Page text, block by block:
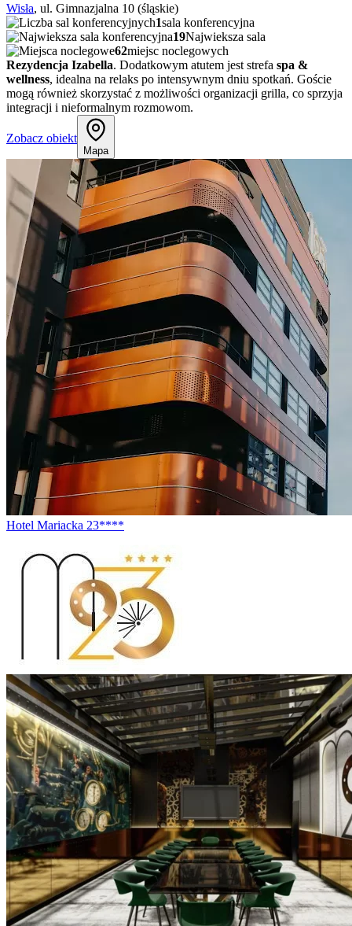
Wisła, ul. Gimnazjalna 10 (śląskie)
1sala konferencyjna
19Najwieksza sala
62miejsc noclegowych
Rezydencja Izabella. Dodatkowym atutem jest strefa spa &
wellness, idealna na relaks po intensywnym dniu spotkań. Goście
mogą również skorzystać z możliwości organizacji grilla, co sprzyja
integracji i nieformalnym rozmowom.
Zobacz obiekt
Mapa
Hotel Mariacka 23****